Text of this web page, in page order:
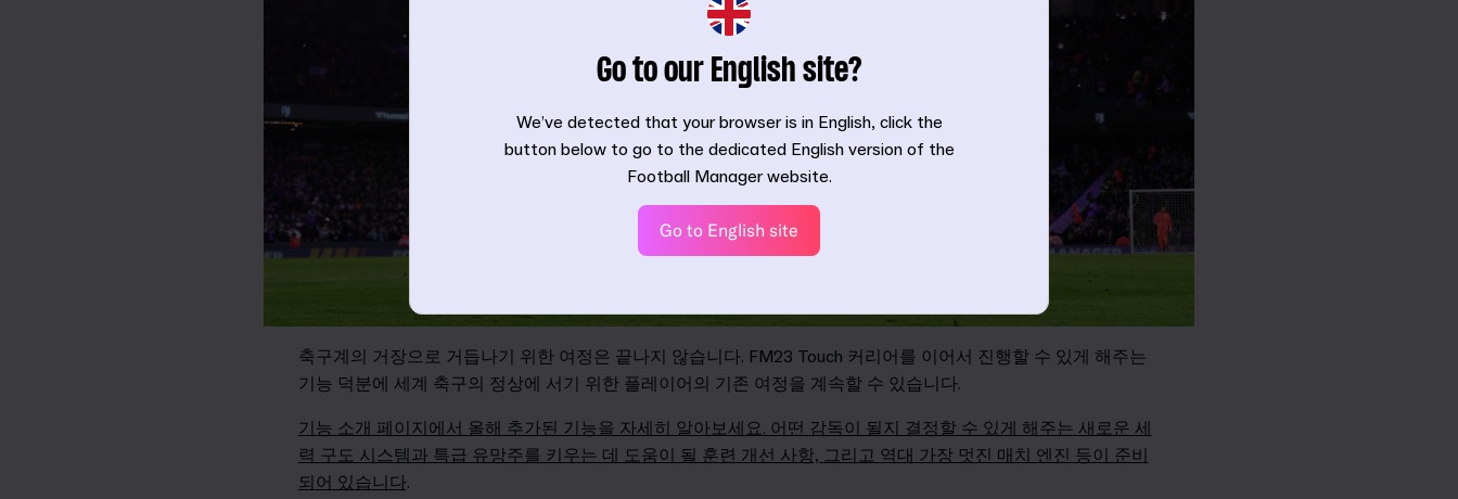
축구계의 거장으로 거듭나기 위한 여정은 끝나지 않습니다. FM23 Touch 커리어를 이어서 진행할 수 있게 해주는
기능 덕분에 세계 축구의 정상에 서기 위한 플레이어의 기존 여정을 계속할 수 있습니다.
기능 소개 페이지에서 올해 추가된 기능을 자세히 알아보세요. 어떤 감독이 될지 결정할 수 있게 해주는 새로운 세
력 구도 시스템과 특급 유망주를 키우는 데 도움이 될 훈련 개선 사항, 그리고 역대 가장 멋진 매치 엔진 등이 준비
되어 있습니다.
Go to our English site?
We’ve detected that your browser is in English, click the
button below to go to the dedicated English version of the
Football Manager website.
Go to English site